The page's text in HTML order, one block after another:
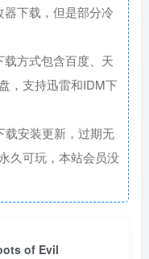
下载，但是部分冷
方式包含百度、天
，支持迅雷和IDM下
载安装更新，过期无
久可玩，本站会员没
of Evil